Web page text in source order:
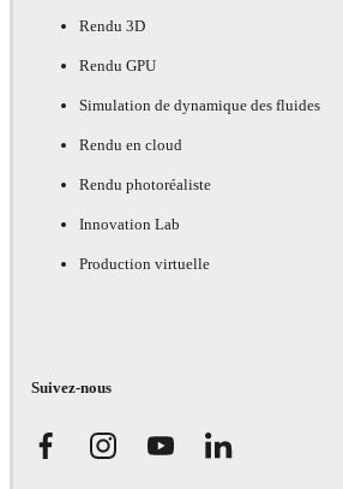
Rendu 3D
Rendu GPU
Simulation de dynamique des fluides
Rendu en cloud
Rendu photoréaliste
Innovation Lab
Production virtuelle
Suivez-nous